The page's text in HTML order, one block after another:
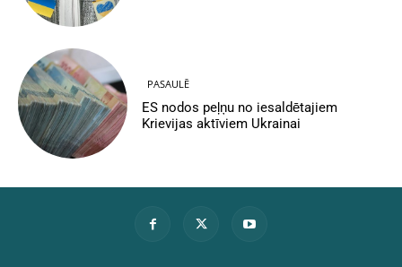
PASAULĒ
ES nodos peļņu no iesaldētajiem
Krievijas aktīviem Ukrainai